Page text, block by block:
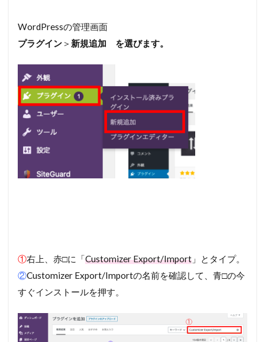
WordPressの管理画面
プラグイン＞ 新規追加 を選びます。
①右上、赤□に「Customizer Export/Import 」とタイプ。
②Customizer Export/Importの名前を確認して、青□の今
すぐインストールを押す。